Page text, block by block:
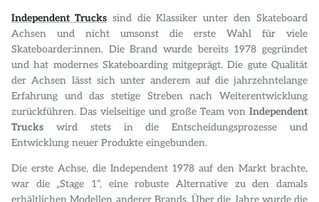
Independent Truckssind die Klassiker unter den Skateboard
Achsen und nicht umsonst die erste Wahl für viele
Skateboarder:innen. Die Brand wurde bereits 1978 gegründet
und hat modernes Skateboarding mitgeprägt. Die gute Qualität
der Achsen lässt sich unter anderem auf die jahrzehntelange
Erfahrung und das stetige Streben nach Weiterentwicklung
zurückführen. Das vielseitige und große Team von Independent
Trucks wird stets in die Entscheidungsprozesse und
Entwicklung neuer Produkte eingebunden.
Die erste Achse, die Independent 1978 auf den Markt brachte,
war die „Stage 1“, eine robuste Alternative zu den damals
erhältlichen Modellen anderer Brands. Über die Jahre wurde die